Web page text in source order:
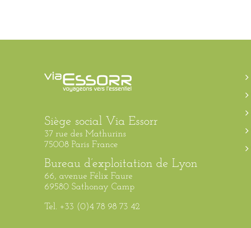
Siège social Via Essorr
37 rue des Mathurins
75008 Paris France
Bureau d’exploitation de Lyon
66, avenue Félix Faure
69580 Sathonay Camp
Tel. +33 (0)4 78 98 73 42